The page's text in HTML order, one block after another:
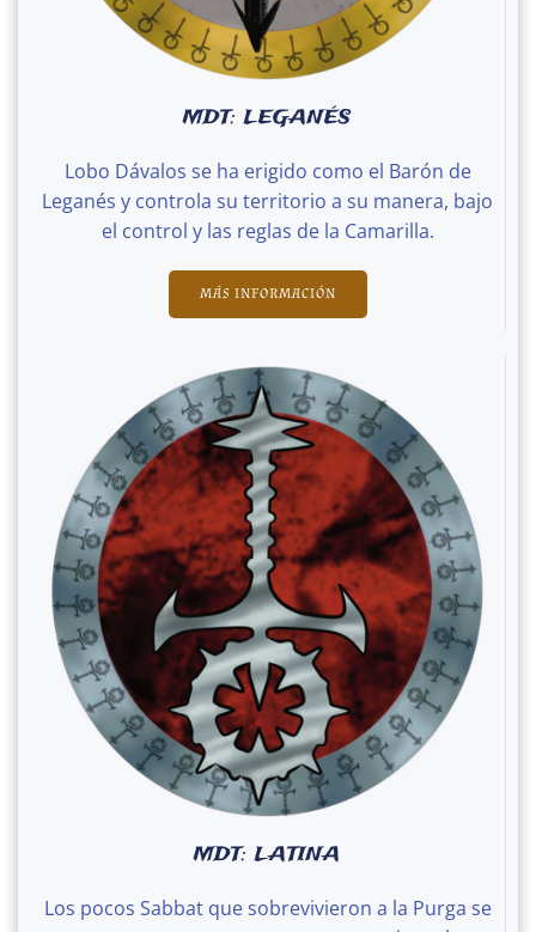
MDT: LEGANÉS
Lobo Dávalos se ha erigido como el Barón de
Leganés y controla su territorio a su manera, bajo
el control y las reglas de la Camarilla.
MÁS INFORMACIÓN
MDT: LATINA
Los pocos Sabbat que sobrevivieron a la Purga se